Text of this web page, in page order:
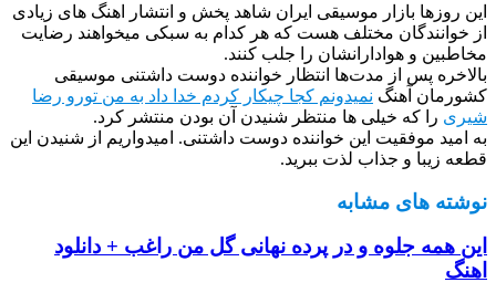
این روزها بازار موسیقی ایران شاهد پخش و انتشار اهنگ های زیادی
از خوانندگان مختلف هست که هر کدام به سبکی میخواهند رضایت
مخاطبین و هوادارانشان را جلب کنند.
بالاخره پس از مدت‌ها انتظار خواننده دوست داشتنی موسیقی
کشورمان آهنگ نمیدونم کجا چیکار کردم خدا داد به من تورو رضا
شیری را که خیلی ها منتظر شنیدن آن بودن منتشر کرد.
به امید موفقیت این خواننده دوست داشتنی. امیدواریم از شنیدن این
قطعه زیبا و جذاب لذت ببرید.
نوشته های مشابه
این همه جلوه و در پرده نهانی گل من راغب + دانلود
اهنگ